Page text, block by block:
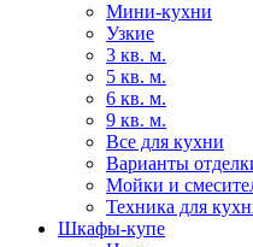
Мини-кухни
Узкие
3 кв. м.
5 кв. м.
6 кв. м.
9 кв. м.
Все для кухни
Варианты
Мойки и
Техника для
Шкафы-купе